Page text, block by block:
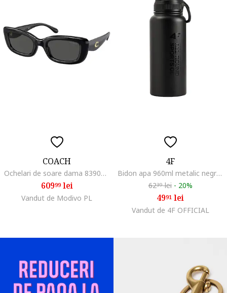
COACH
Ochelari de soare dama 8390u-cr610, negru, 51x22x140mm
60999lei
Vandut de Modivo PL
4F
Bidon apa 960ml metalic negru cu capac etans si maner
6239lei - 20%
4991 lei
Vandut de 4F OFFICIAL